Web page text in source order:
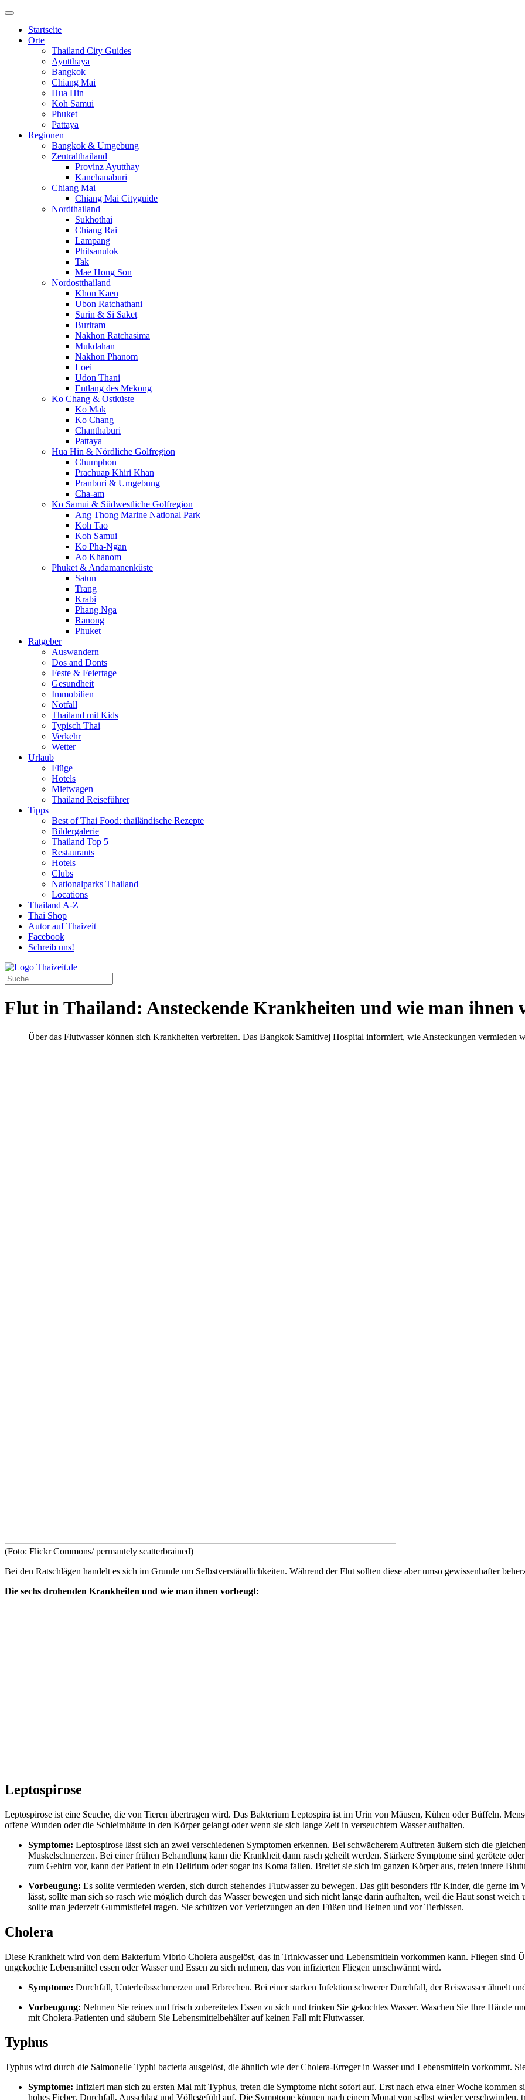
Startseite
Orte
Thailand City Guides
Ayutthaya
Bangkok
Chiang Mai
Hua Hin
Koh Samui
Phuket
Pattaya
Regionen
Bangkok & Umgebung
Zentralthailand
Provinz Ayutthay
Kanchanaburi
Chiang Mai
Chiang Mai Cityguide
Nordthailand
Sukhothai
Chiang Rai
Lampang
Phitsanulok
Tak
Mae Hong Son
Nordostthailand
Khon Kaen
Ubon Ratchathani
Surin & Si Saket
Buriram
Nakhon Ratchasima
Mukdahan
Nakhon Phanom
Loei
Udon Thani
Entlang des Mekong
Ko Chang & Ostküste
Ko Mak
Ko Chang
Chanthaburi
Pattaya
Hua Hin & Nördliche Golfregion
Chumphon
Prachuap Khiri Khan
Pranburi & Umgebung
Cha-am
Ko Samui & Südwestliche Golfregion
Ang Thong Marine National Park
Koh Tao
Koh Samui
Ko Pha-Ngan
Ao Khanom
Phuket & Andamanenküste
Satun
Trang
Krabi
Phang Nga
Ranong
Phuket
Ratgeber
Auswandern
Dos and Donts
Feste & Feiertage
Gesundheit
Immobilien
Notfall
Thailand mit Kids
Typisch Thai
Verkehr
Wetter
Urlaub
Flüge
Hotels
Mietwagen
Thailand Reiseführer
Tipps
Best of Thai Food: thailändische Rezepte
Bildergalerie
Thailand Top 5
Restaurants
Hotels
Clubs
Nationalparks Thailand
Locations
Thailand A-Z
Thai Shop
Autor auf Thaizeit
Facebook
Schreib uns!
Flut in Thailand: Ansteckende Krankheiten und wie man ihnen
Über das Flutwasser können sich Krankheiten verbreiten. Das Bangkok Samitivej Hospital informiert, wie Ansteckungen vermieden
(Foto: Flickr Commons/ permantely scatterbrained)
Bei den Ratschlägen handelt es sich im Grunde um Selbstverständlichkeiten. Während der Flut sollten diese aber umso gewissenhafter
Die sechs drohenden Krankheiten und wie man ihnen vorbeugt:
Leptospirose
Leptospirose ist eine Seuche, die von Tieren übertragen wird. Das Bakterium Leptospira ist im Urin von Mäusen, Kühen oder Büffeln.
offene Wunden oder die Schleimhäute in den Körper gelangt oder wenn sie sich lange Zeit in verseuchtem Wasser aufhalten.
Symptome: Leptospirose lässt sich an zwei verschiedenen Symptomen erkennen. Bei schwächerem Auftreten äußern sich die
Muskelschmerzen. Bei einer frühen Behandlung kann die Krankheit dann rasch geheilt werden. Stärkere Symptome sind gerötete
zum Gehirn vor, kann der Patient in ein Delirium oder sogar ins Koma fallen. Breitet sie sich im ganzen Körper aus, treten innere
Vorbeugung: Es sollte vermieden werden, sich durch stehendes Flutwasser zu bewegen. Das gilt besonders für Kinder, die gerne im
lässt, sollte man sich so rasch wie möglich durch das Wasser bewegen und sich nicht lange darin aufhalten, weil die Haut sonst
sollte man jederzeit Gummistiefel tragen. Sie schützen vor Verletzungen an den Füßen und Beinen und vor Tierbissen.
Cholera
Diese Krankheit wird von dem Bakterium Vibrio Cholera ausgelöst, das in Trinkwasser und Lebensmitteln vorkommen kann. Fliegen sind
ungekochte Lebensmittel essen oder Wasser und Essen zu sich nehmen, das von infizierten Fliegen umschwärmt wird.
Symptome: Durchfall, Unterleibsschmerzen und Erbrechen. Bei einer starken Infektion schwerer Durchfall, der Reiswasser ähnelt
Vorbeugung: Nehmen Sie reines und frisch zubereitetes Essen zu sich und trinken Sie gekochtes Wasser. Waschen Sie Ihre Hände
mit Cholera-Patienten und säubern Sie Lebensmittelbehälter auf keinen Fall mit Flutwasser.
Typhus
Typhus wird durch die Salmonelle Typhi bacteria ausgelöst, die ähnlich wie der Cholera-Erreger in Wasser und Lebensmitteln vorkommt.
Symptome: Infiziert man sich zu ersten Mal mit Typhus, treten die Symptome nicht sofort auf. Erst nach etwa einer Woche kommen
hohes Fieber, Durchfall, Ausschlag und Völlegefühl auf. Die Symptome können nach einem Monat von selbst wieder verschwinden,